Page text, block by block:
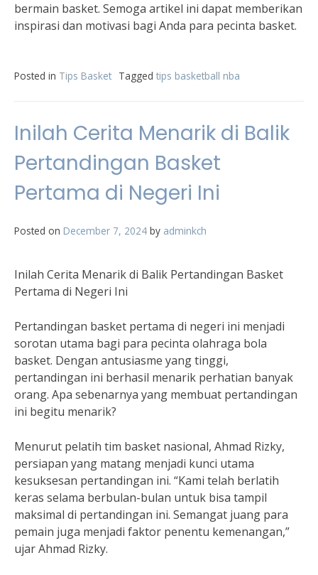
bermain basket. Semoga artikel ini dapat memberikan
inspirasi dan motivasi bagi Anda para pecinta basket.
Posted in Tips Basket Tagged tips basketball nba
Inilah Cerita Menarik di Balik
Pertandingan Basket
Pertama di Negeri Ini
Posted on December 7, 2024 by adminkch
Inilah Cerita Menarik di Balik Pertandingan Basket
Pertama di Negeri Ini
Pertandingan basket pertama di negeri ini menjadi
sorotan utama bagi para pecinta olahraga bola
basket. Dengan antusiasme yang tinggi,
pertandingan ini berhasil menarik perhatian banyak
orang. Apa sebenarnya yang membuat pertandingan
ini begitu menarik?
Menurut pelatih tim basket nasional, Ahmad Rizky,
persiapan yang matang menjadi kunci utama
kesuksesan pertandingan ini. “Kami telah berlatih
keras selama berbulan-bulan untuk bisa tampil
maksimal di pertandingan ini. Semangat juang para
pemain juga menjadi faktor penentu kemenangan,”
ujar Ahmad Rizky.